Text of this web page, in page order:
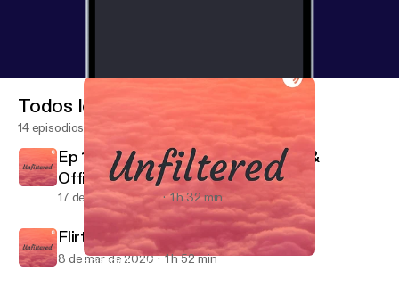
Episode 10. N*****s
Todos los episodios
14 episodios
Ep 13. Quarantine & chill with Daee &
OfficialyoungRB
17 de may de 2020 1 h 32 min
Flirting & Jocin
8 de mar de 2020 1 h 52 min